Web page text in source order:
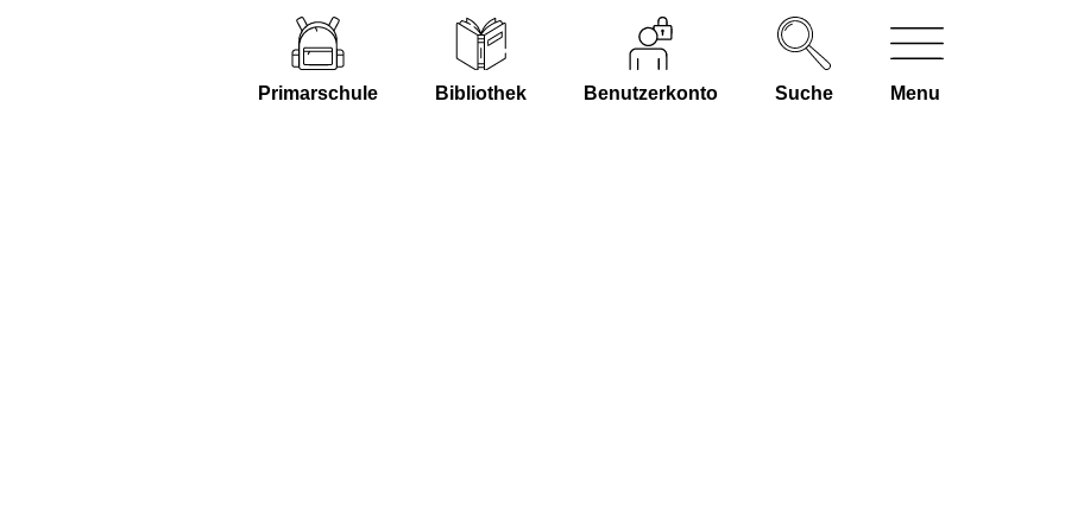
Primarschule Bibliothek Benutzerkonto Suche Menu